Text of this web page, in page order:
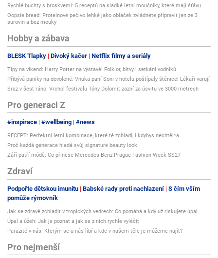
Rychlé buchty s broskvemi: 5 receptů na sladké letní moučníky, které mají šťávu
Oopsie bread: Proteinové pečivo lehké jako obláček zvládnete připravit jen ze 3
surovin a bez mouky
Hobby a zábava
BLESK Tlapky Divoký kačer Netflix filmy a seriály
Tipy na víkend: Harry Potter na výstavě! Folklor, bitvy i setkání vodníků
Přibývá paniky na dovolené: Vnuka paní Soni v hotelu poštípaly štěnice! Lékaři varují
Sraz v šest ráno. Vrchol festivalu Tóny Dolomit zazní za úsvitu ve 3000 metrech
Pro generaci Z
#inspirace #wellbeing #news
RECEPT: Perfektní letní kombinace, které tě zchladí, i kdybys nechtěl*a
Proč každá generace hledá svůj signature beauty look
Září patří módě: Co přinese Mercedes-Benz Prague Fashion Week SS27
Zdraví
Podpořte dětskou imunitu Babské rady proti nachlazení S čím vším
pomůže rýmovník
Jak se zdravě zchladit v tropických vedrech: Co pomáhá a kdy už riskujete úpal
Úpal a úžeh: Jak je poznat a jak se z nich rychle vyléčit
Parazité v nás: Kterým se u nás líbí a kde v našem těle je můžeme najít?
Pro nejmenší